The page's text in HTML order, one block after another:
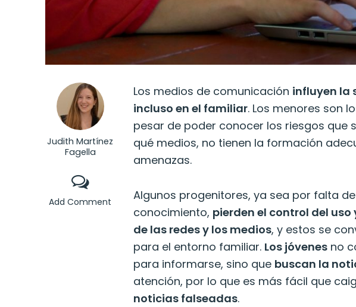
Judith Martínez
Fagella
Add Comment
Los medios de comunicación influyen la
incluso en el familiar. Los menores son
pesar de poder conocer los riesgos que
qué medios, no tienen la formación
amenazas.
Algunos progenitores, ya sea por falta
conocimiento, pierden el control del
de las redes y los medios, y estos se
para el entorno familiar. Los jóvenes no
para informarse, sino que buscan la
atención, por lo que es más fácil que
noticias falseadas.